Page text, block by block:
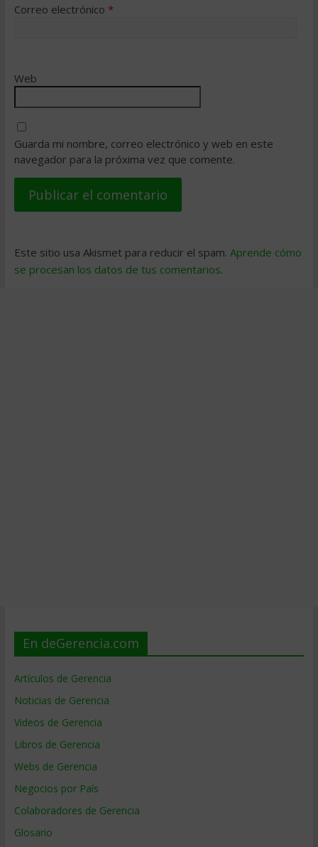
Correo electrónico *
Web
Guarda mi nombre, correo electrónico y web en este
navegador para la próxima vez que comente.
Este sitio usa Akismet para reducir el spam. Aprende cómo
se procesan los datos de tus comentarios.
En deGerencia.com
Artículos de Gerencia
Noticias de Gerencia
Videos de Gerencia
Libros de Gerencia
Webs de Gerencia
Negocios por País
Colaboradores de Gerencia
Glosario